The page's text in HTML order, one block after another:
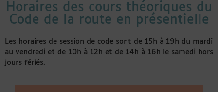
Horaires des cours théoriques du
Code de la route en présentielle
Les horaires de session de code sont de 15h à 19h du mardi
au vendredi et de 10h à 12h et de 14h à 16h le samedi hors
jours fériés.